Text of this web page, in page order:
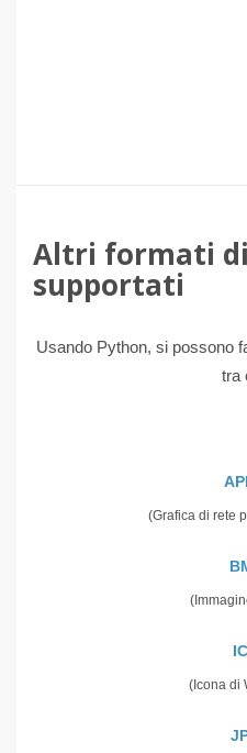
Altri formati
supportati
Usando Python, si possono
tra
(Grafica di rete
(Icona di